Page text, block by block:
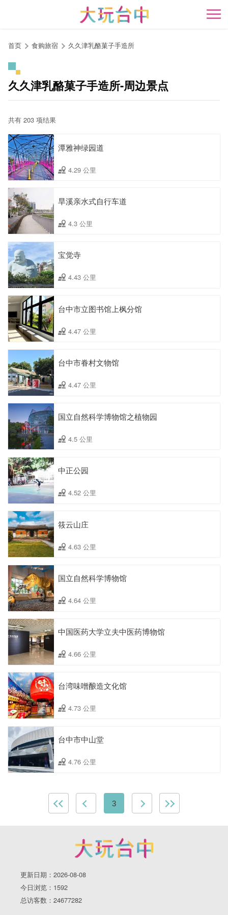
开
首页 食购旅宿 久久津乳酪菓子手造所
久久津乳酪菓子手造所-周边景点
共有 203 项结果
潭雅神绿园道
4.29 公里
旱溪亲水式自行车道
4.3 公里
宝觉寺
4.43 公里
台中市立图书馆上枫分馆
4.47 公里
台中市眷村文物馆
4.47 公里
国立自然科学博物馆之植物园
4.5 公里
中正公园
4.52 公里
筱云山庄
4.63 公里
国立自然科学博物馆
4.64 公里
中国医药大学立夫中医药博物馆
4.66 公里
台湾味噌酿造文化馆
4.73 公里
台中市中山堂
4.76 公里
3
更新日期：2026-08-08
今日浏览：1592
总访客数：24677282